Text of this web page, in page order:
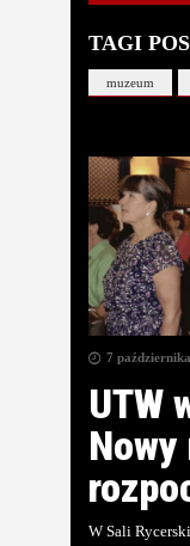
TAGI
muzeum
7
UTW
W Sali